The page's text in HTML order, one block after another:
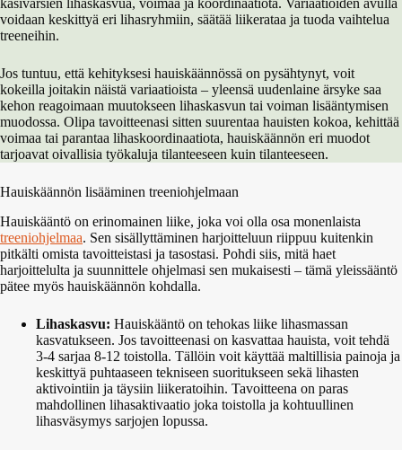
käsivarsien lihaskasvua, voimaa ja koordinaatiota. Variaatioiden avulla
voidaan keskittyä eri lihasryhmiin, säätää liikerataa ja tuoda vaihtelua
treeneihin.
Jos tuntuu, että kehityksesi hauiskäännössä on pysähtynyt, voit
kokeilla joitakin näistä variaatioista – yleensä uudenlaine ärsyke saa
kehon reagoimaan muutokseen lihaskasvun tai voiman lisääntymisen
muodossa. Olipa tavoitteenasi sitten suurentaa hauisten kokoa, kehittää
voimaa tai parantaa lihaskoordinaatiota, hauiskäännön eri muodot
tarjoavat oivallisia työkaluja tilanteeseen kuin tilanteeseen.
Hauiskäännön lisääminen treeniohjelmaan
Hauiskääntö on erinomainen liike, joka voi olla osa monenlaista
treeniohjelmaa. Sen sisällyttäminen harjoitteluun riippuu kuitenkin
pitkälti omista tavoitteistasi ja tasostasi. Pohdi siis, mitä haet
harjoittelulta ja suunnittele ohjelmasi sen mukaisesti – tämä yleissääntö
pätee myös hauiskäännön kohdalla.
Lihaskasvu: Hauiskääntö on tehokas liike lihasmassan
kasvatukseen. Jos tavoitteenasi on kasvattaa hauista, voit tehdä
3-4 sarjaa 8-12 toistolla. Tällöin voit käyttää maltillisia painoja ja
keskittyä puhtaaseen tekniseen suoritukseen sekä lihasten
aktivointiin ja täysiin liikeratoihin. Tavoitteena on paras
mahdollinen lihasaktivaatio joka toistolla ja kohtuullinen
lihasväsymys sarjojen lopussa.